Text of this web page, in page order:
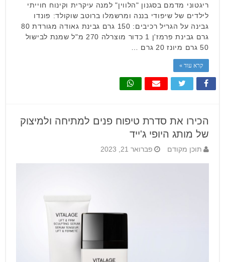
ריגטוני מדמם בסגנון "הלווין" למנה עיקרית וקינוח חוייתי
לילדים של שיפודי בננה ומרשמלו ברוטב שוקולד: פונדו
גבינה על הגריל רכיבים: 150 גרם גבינת גאודה מגורדת 80
גרם גבינת פרמז'ן 1 כדור מוצרלה 270 מ"ל שמנת לבישול
50 גרם מיונז 20 גרם …
קרא עוד »
הכירו את סדרת טיפוח פנים למתיחה ולמיצוק
של מותג היופי ג'ייד
תוכן מקודם פברואר 21, 2023